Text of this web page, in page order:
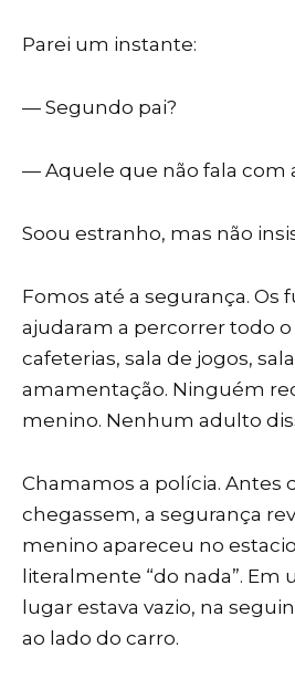
Parei um instante:
— Segundo pai?
— Aquele que não fala com
Soou estranho, mas não
Fomos até a segurança. Os
ajudaram a percorrer todo
cafeterias, sala de jogos,
amamentação. Ninguém
menino. Nenhum adulto
Chamamos a polícia. Antes
chegassem, a segurança
menino apareceu no
literalmente “do nada”. Em
lugar estava vazio, na
ao lado do carro.